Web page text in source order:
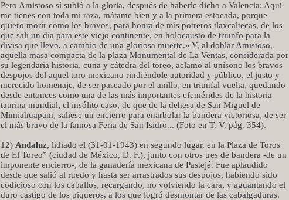
Pero Amistoso sí subió a la gloria, después de haberle dicho a Valencia: Aquí
me tienes con toda mi raza, mátame bien y a la primera estocada, porque
quiero morir como los bravos, para honra de mis potreros tlaxcaltecas, de los
que salí un día para este viejo continente, en holocausto de triunfo para la
divisa que llevo, a cambio de una gloriosa muerte.» Y, al doblar Amistoso,
aquella masa compacta de la plaza Monumental de La Ventas, considerada por
su legendaria historia, cuna y cátedra del toreo, aclamó al unísono los bravos
despojos del aquel toro mexicano rindiéndole autoridad y público, el justo y
merecido homenaje, de ser paseado por el anillo, en triunfal vuelta, quedando
desde entonces como una de las más importantes efemérides de la historia
taurina mundial, el insólito caso, de que de la dehesa de San Miguel de
Mimiahuapam, saliese un encierro para enarbolar la bandera victoriosa, de ser
el más bravo de la famosa Feria de San Isidro... (Foto en T. V. pág. 354).
12) Andaluz, lidiado el (31-01-1943) en segundo lugar, en la Plaza de Toros
de El Toreo” (ciudad de México, D. F.), junto con otros tres de bandera -de un
imponente encierro-, de la ganadería mexicana de Pastejé. Fue aplaudido
desde que salió al ruedo y hasta ser arrastrados sus despojos, habiendo sido
codicioso con los caballos, recargando, no volviendo la cara, y aguantando el
duro castigo de los piqueros, a los que logró desmontar de las cabalgaduras.